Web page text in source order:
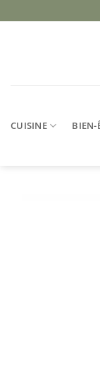
au
CUISINE BIEN-